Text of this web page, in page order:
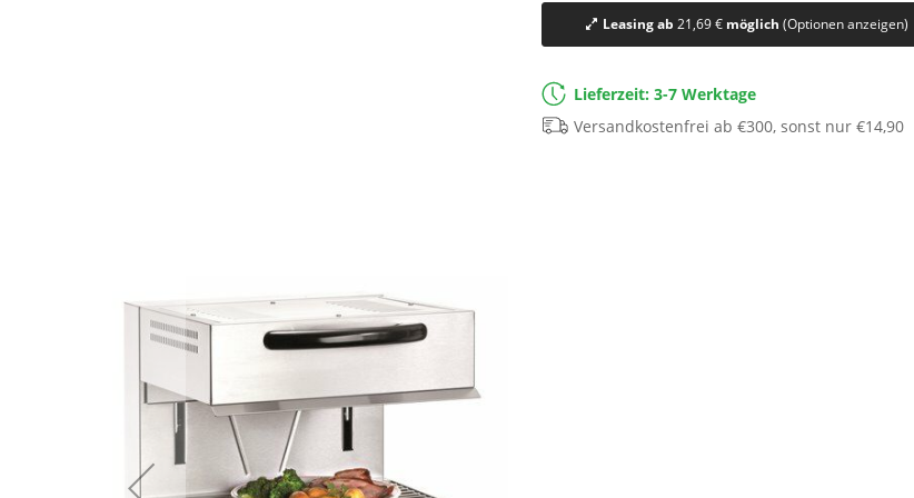
Leasing ab 21,69 € möglich (Optionen anzeigen)
Lieferzeit: 3-7 Werktage
Versandkostenfrei ab €300, sonst nur €14,90